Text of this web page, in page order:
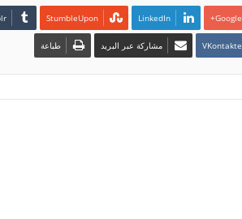
Google+
LinkedIn
مشاركة عبر البريد طباعة